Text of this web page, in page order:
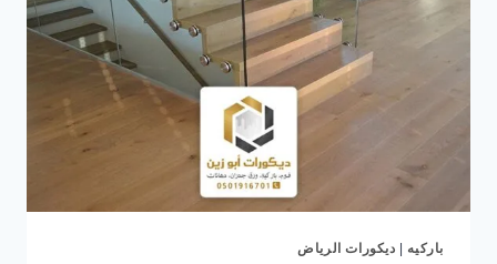
فينيل
حي
اليرموك
باركيه | ديكورات الرياض